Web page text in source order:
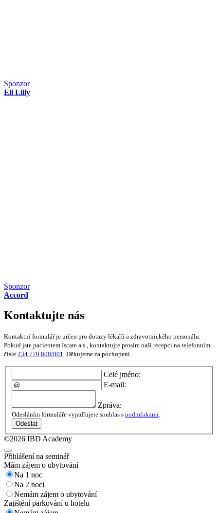
Sponzor
Eli Lilly
Sponzor
Accord
Kontaktujte nás
Kontaktní formulář je určen pro dotazy lékařů a zdravotnického personálu.
Pokud jste pacientem Iscare a.s., kontaktujte prosím naší recepci na telefonním
čísle 234 770 800/801. Děkujeme za pochopení
Celé jméno:
E-mail:
Zpráva:
Odesláním formuláře vyjadřujete souhlas s podmínkami
Odeslat
©2026 IBD Academy
Přihlášení na seminář
Mám zájem o ubytování
Na 1 noc
Na 2 noci
Nemám zájem o ubytování
Zajištění parkování u hotelu